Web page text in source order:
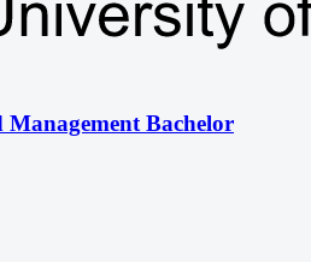
Bachelor